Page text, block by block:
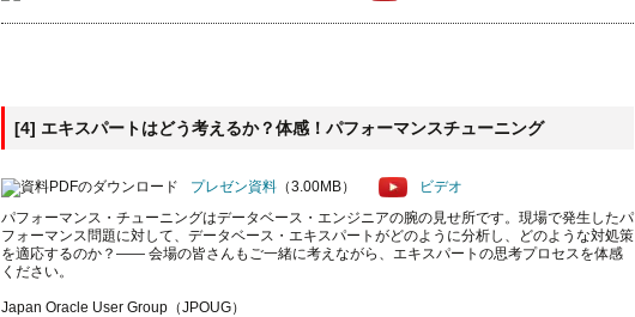
[4] エキスパートはどう考えるか？体感！パフォーマンスチューニング
プレゼン資料 （3.00MB）
ビデオ
パフォーマンス・チューニングはデータベース・エンジニアの腕の見せ所です。現場で発生したパ
フォーマンス問題に対して、データベース・エキスパートがどのように分析し、どのような対処策
を適応するのか？―― 会場の皆さんもご一緒に考えながら、エキスパートの思考プロセスを体感
ください。
Japan Oracle User Group（JPOUG）